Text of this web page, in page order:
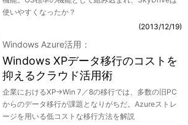
使いやすくなったか？
2013/12/19
Windows Azure活用
Windows XPデータ移行のコストを
抑えるクラウド活用術
企業におけるXP→Win 7／8の移行では、多数の旧PC
からのデータ移行が課題となりがちだ。Azureストレ
ージを用いる低コストな移行方法を解説